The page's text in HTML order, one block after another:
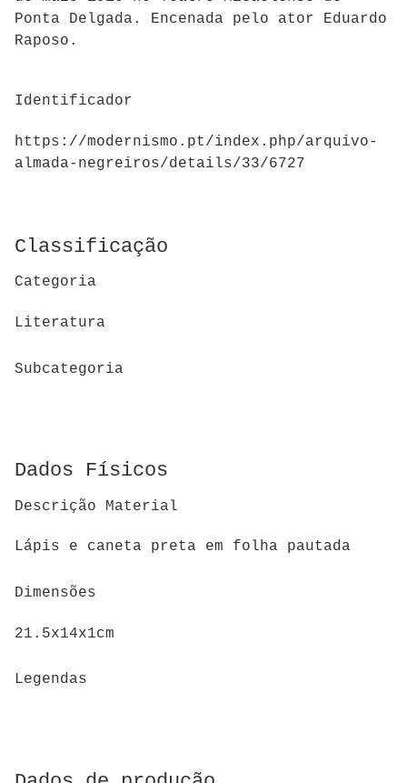
Ponta Delgada. Encenada pelo ator Eduardo
Raposo.
Identificador
https://modernismo.pt/index.php/arquivo-
almada-negreiros/details/33/6727
Classificação
Categoria
Literatura
Subcategoria
Dados Físicos
Descrição Material
Lápis e caneta preta em folha pautada
Dimensões
21.5x14x1cm
Legendas